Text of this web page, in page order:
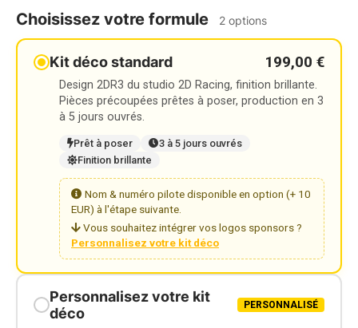
Choisissez votre formule 2 options
Kit déco standard 199,00 €
Design 2DR3 du studio 2D Racing, finition brillante.
Pièces précoupées prêtes à poser, production en 3
à 5 jours ouvrés.
Prêt à poser
3 à 5 jours ouvrés
Finition brillante
Nom & numéro pilote disponible en option (+ 10
EUR) à l'étape suivante.
Vous souhaitez intégrer vos logos sponsors ?
Personnalisez votre kit déco
Personnalisez votre kit
déco
PERSONNALISÉ